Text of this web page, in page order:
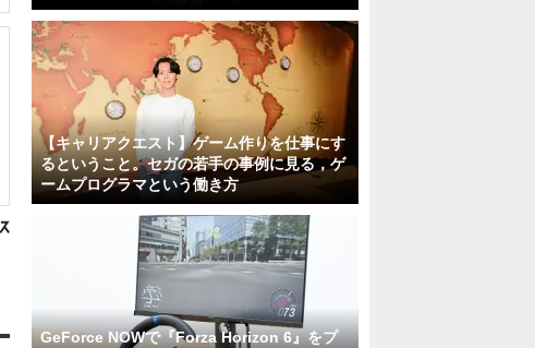
【キャリアクエスト】ゲーム作りを仕事にす
るということ。セガの若手の事例に見る，ゲ
ームプログラマという働き方
GeForce NOWで『Forza Horizon 6』をプ